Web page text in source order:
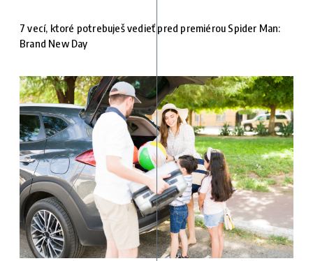
7 vecí, ktoré potrebuješ vedieť pred premiérou Spider Man:
Brand New Day